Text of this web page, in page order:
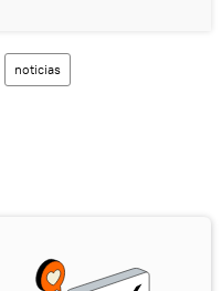
noticias